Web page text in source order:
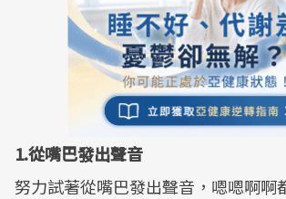
1.從嘴巴發出聲音
努力試著從嘴巴發出聲音，嗯嗯啊啊